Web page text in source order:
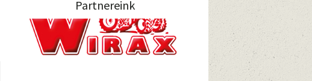
Partnereink